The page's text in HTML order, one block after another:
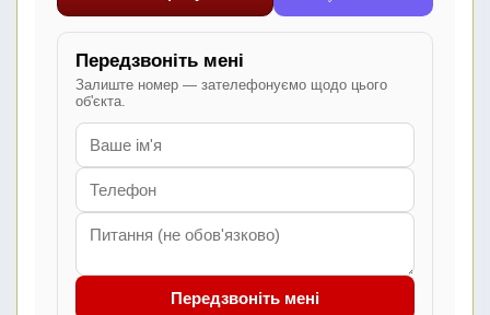
Передзвоніть мені
Залиште номер — зателефонуємо щодо цього
об'єкта.
Передзвоніть мені